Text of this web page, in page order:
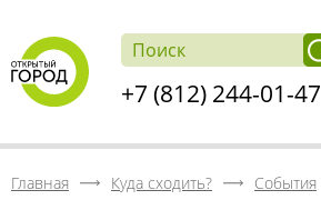
+7 (812) 244-01-47
Главная Куда сходить? События